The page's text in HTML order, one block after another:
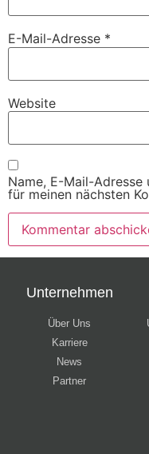
E-Mail-Adresse *
Website
Name, E-Mail-
für meinen nächsten
Unternehmen
Über Uns
Karriere
News
Partner